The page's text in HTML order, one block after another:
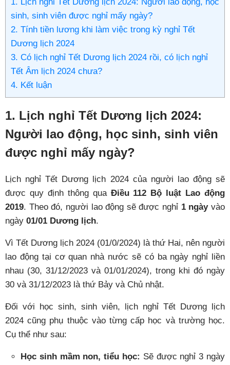
sinh, sinh viên được nghỉ mấy ngày?
2. Tính tiền lương khi làm việc trong kỳ nghỉ Tết
Dương lịch 2024
3. Có lịch nghỉ Tết Dương lịch 2024 rồi, có lịch nghỉ
Tết Âm lịch 2024 chưa?
4. Kết luận
1. Lịch nghỉ Tết Dương lịch 2024:
Người lao động, học sinh, sinh viên
được nghỉ mấy ngày?
Lịch nghỉ Tết Dương lịch 2024 của người lao động sẽ
được quy định thông qua Điều 112 Bộ luật Lao động
2019. Theo đó, người lao động sẽ được nghỉ 1 ngàyvào
ngày 01/01 Dương lịch.
Vì Tết Dương lịch 2024 (01/0/2024) là thứ Hai, nên người
lao động tại cơ quan nhà nước sẽ có ba ngày nghỉ liền
nhau (30, 31/12/2023 và 01/01/2024), trong khi đó ngày
30 và 31/12/2023 là thứ Bảy và Chủ nhật.
Đối với học sinh, sinh viên, lịch nghỉ Tết Dương lịch
2024 cũng phụ thuộc vào từng cấp học và trường học.
Cụ thể như sau:
Học sinh mầm non, tiểu học: Sẽ được nghỉ 3 ngày